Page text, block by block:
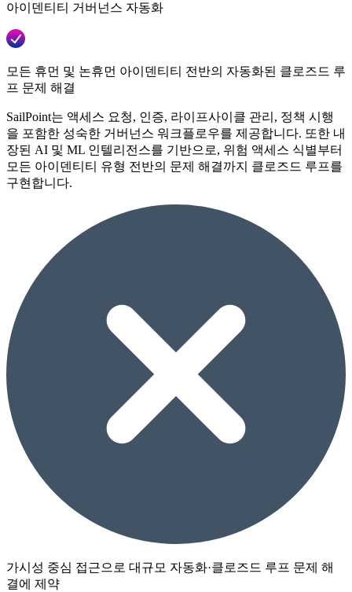
아이덴티티 거버넌스 자동화
모든 휴먼 및 논휴먼 아이덴티티 전반의 자동화된 클로즈드 루
프 문제 해결
SailPoint는 액세스 요청, 인증, 라이프사이클 관리, 정책 시행
을 포함한 성숙한 거버넌스 워크플로우를 제공합니다. 또한 내
장된 AI 및 ML 인텔리전스를 기반으로, 위험 액세스 식별부터
모든 아이덴티티 유형 전반의 문제 해결까지 클로즈드 루프를
구현합니다.
가시성 중심 접근으로 대규모 자동화·클로즈드 루프 문제 해
결에 제약